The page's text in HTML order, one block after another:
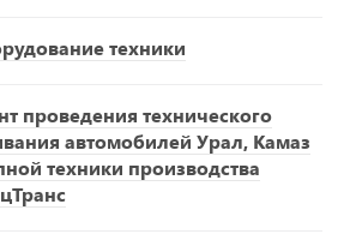
техники
проведения технического
автомобилей Урал, Камаз
техники производства